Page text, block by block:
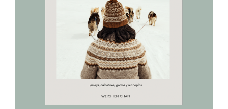
AÑADIR AL CARRITO
/